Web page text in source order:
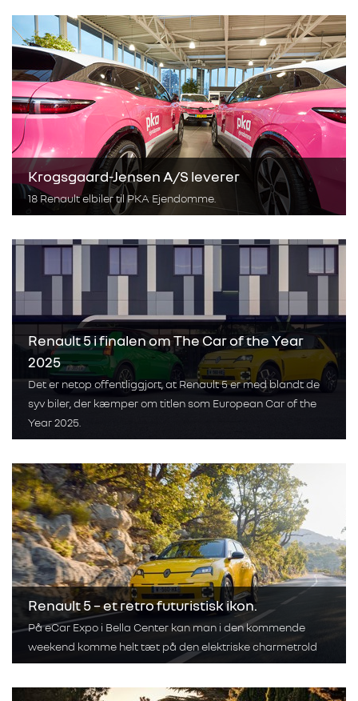
Krogsgaard-Jensen A/S leverer
18 Renault elbiler til PKA Ejendomme.
Renault 5 i finalen om The Car of the Year
2025
Det er netop offentliggjort, at Renault 5 er med blandt de
syv biler, der kæmper om titlen som European Car of the
Year 2025.
Renault 5 – et retro futuristisk ikon.
På eCar Expo i Bella Center kan man i den kommende
weekend komme helt tæt på den elektriske charmetrold